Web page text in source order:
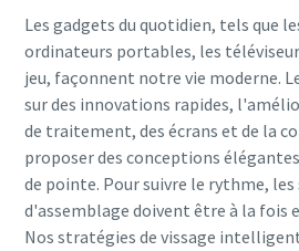
Les gadgets du quotidien, tels que
ordinateurs portables, les
jeu, façonnent notre vie moderne.
sur des innovations rapides,
de traitement, des écrans et de la
proposer des conceptions
de pointe. Pour suivre le rythme,
d'assemblage doivent être à la fois
Nos stratégies de vissage